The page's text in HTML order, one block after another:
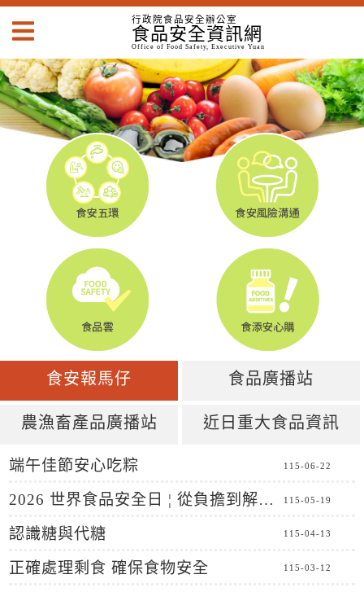
要
容
區
塊
Go
到
要
內
容
區
行政院食品安全辦公室
食品安全資訊網
Office of Food Safety, Executive Yuan
食安報馬仔 食品廣播站
農漁畜產品廣播站 近日重大食品資訊
端午佳節安心吃粽 115-06-22
2026 世界食品安全日 ¦ 從負擔到解決方案：安全食品無處不在 115-05-19
認識糖與代糖 115-04-13
正確處理剩食 確保食物安全 115-03-12